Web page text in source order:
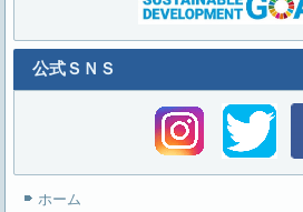
公式ＳＮＳ
ホーム